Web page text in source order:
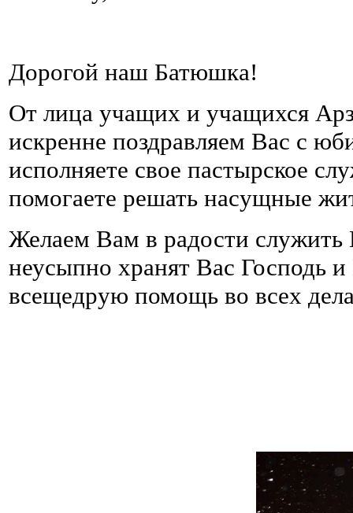
Дорогой наш Батюшка!
От лица учащих и учащихся
искренне поздравляем Вас с
исполняете свое пастырское
помогаете решать насущные
Желаем Вам в радости
неусыпно хранят Вас Господь
всещедрую помощь во всех